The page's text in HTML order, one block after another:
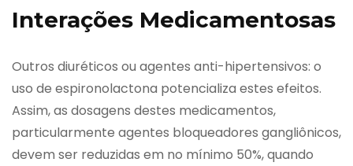
Interações Medicamentosas
Outros diuréticos ou agentes anti-hipertensivos: o
uso de espironolactona potencializa estes efeitos.
Assim, as dosagens destes medicamentos,
particularmente agentes bloqueadores gangliônicos,
devem ser reduzidas em no mínimo 50%, quando